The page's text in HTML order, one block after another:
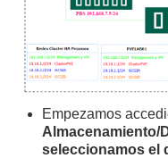
Empezamos
Almacenamiento/
seleccionamos el